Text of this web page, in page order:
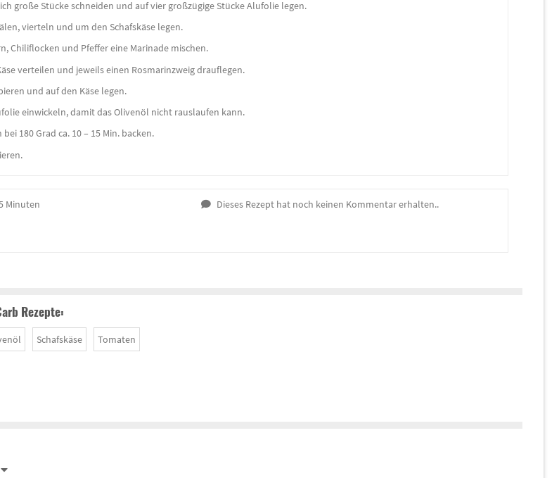
große Stücke schneiden und auf vier großzügige Stücke Alufolie legen.
vierteln und um den Schafskäse legen.
Chiliflocken und Pfeffer eine Marinade mischen.
verteilen und jeweils einen Rosmarinzweig drauflegen.
und auf den Käse legen.
einwickeln, damit das Olivenöl nicht rauslaufen kann.
180 Grad ca. 10 – 15 Min. backen.
Minuten Dieses Rezept hat noch keinen Kommentar erhalten..
Rezepte:
Schafskäse Tomaten